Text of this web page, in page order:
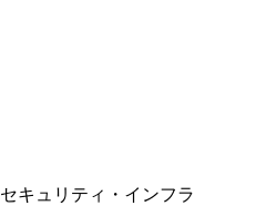
セキュリティ・インフラ